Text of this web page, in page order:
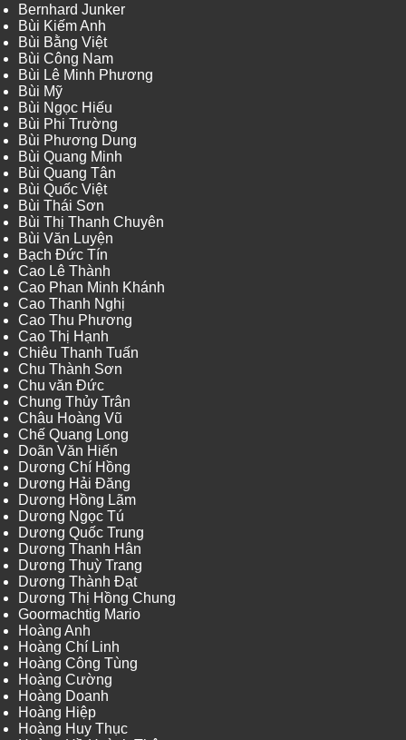
Bernhard Junker
Bùi Kiếm Anh
Bùi Bằng Việt
Bùi Công Nam
Bùi Lê Minh Phương
Bùi Mỹ
Bùi Ngọc Hiếu
Bùi Phi Trường
Bùi Phương Dung
Bùi Quang Minh
Bùi Quang Tân
Bùi Quốc Việt
Bùi Thái Sơn
Bùi Thị Thanh Chuyên
Bùi Văn Luyện
Bạch Đức Tín
Cao Lê Thành
Cao Phan Minh Khánh
Cao Thanh Nghị
Cao Thu Phương
Cao Thị Hạnh
Chiêu Thanh Tuấn
Chu Thành Sơn
Chu văn Đức
Chung Thủy Trân
Châu Hoàng Vũ
Chế Quang Long
Doãn Văn Hiến
Dương Chí Hồng
Dương Hải Đăng
Dương Hồng Lãm
Dương Ngọc Tú
Dương Quốc Trung
Dương Thanh Hân
Dương Thuỳ Trang
Dương Thành Đạt
Dương Thị Hồng Chung
Goormachtig Mario
Hoàng Anh
Hoàng Chí Linh
Hoàng Công Tùng
Hoàng Cường
Hoàng Doanh
Hoàng Hiệp
Hoàng Huy Thục